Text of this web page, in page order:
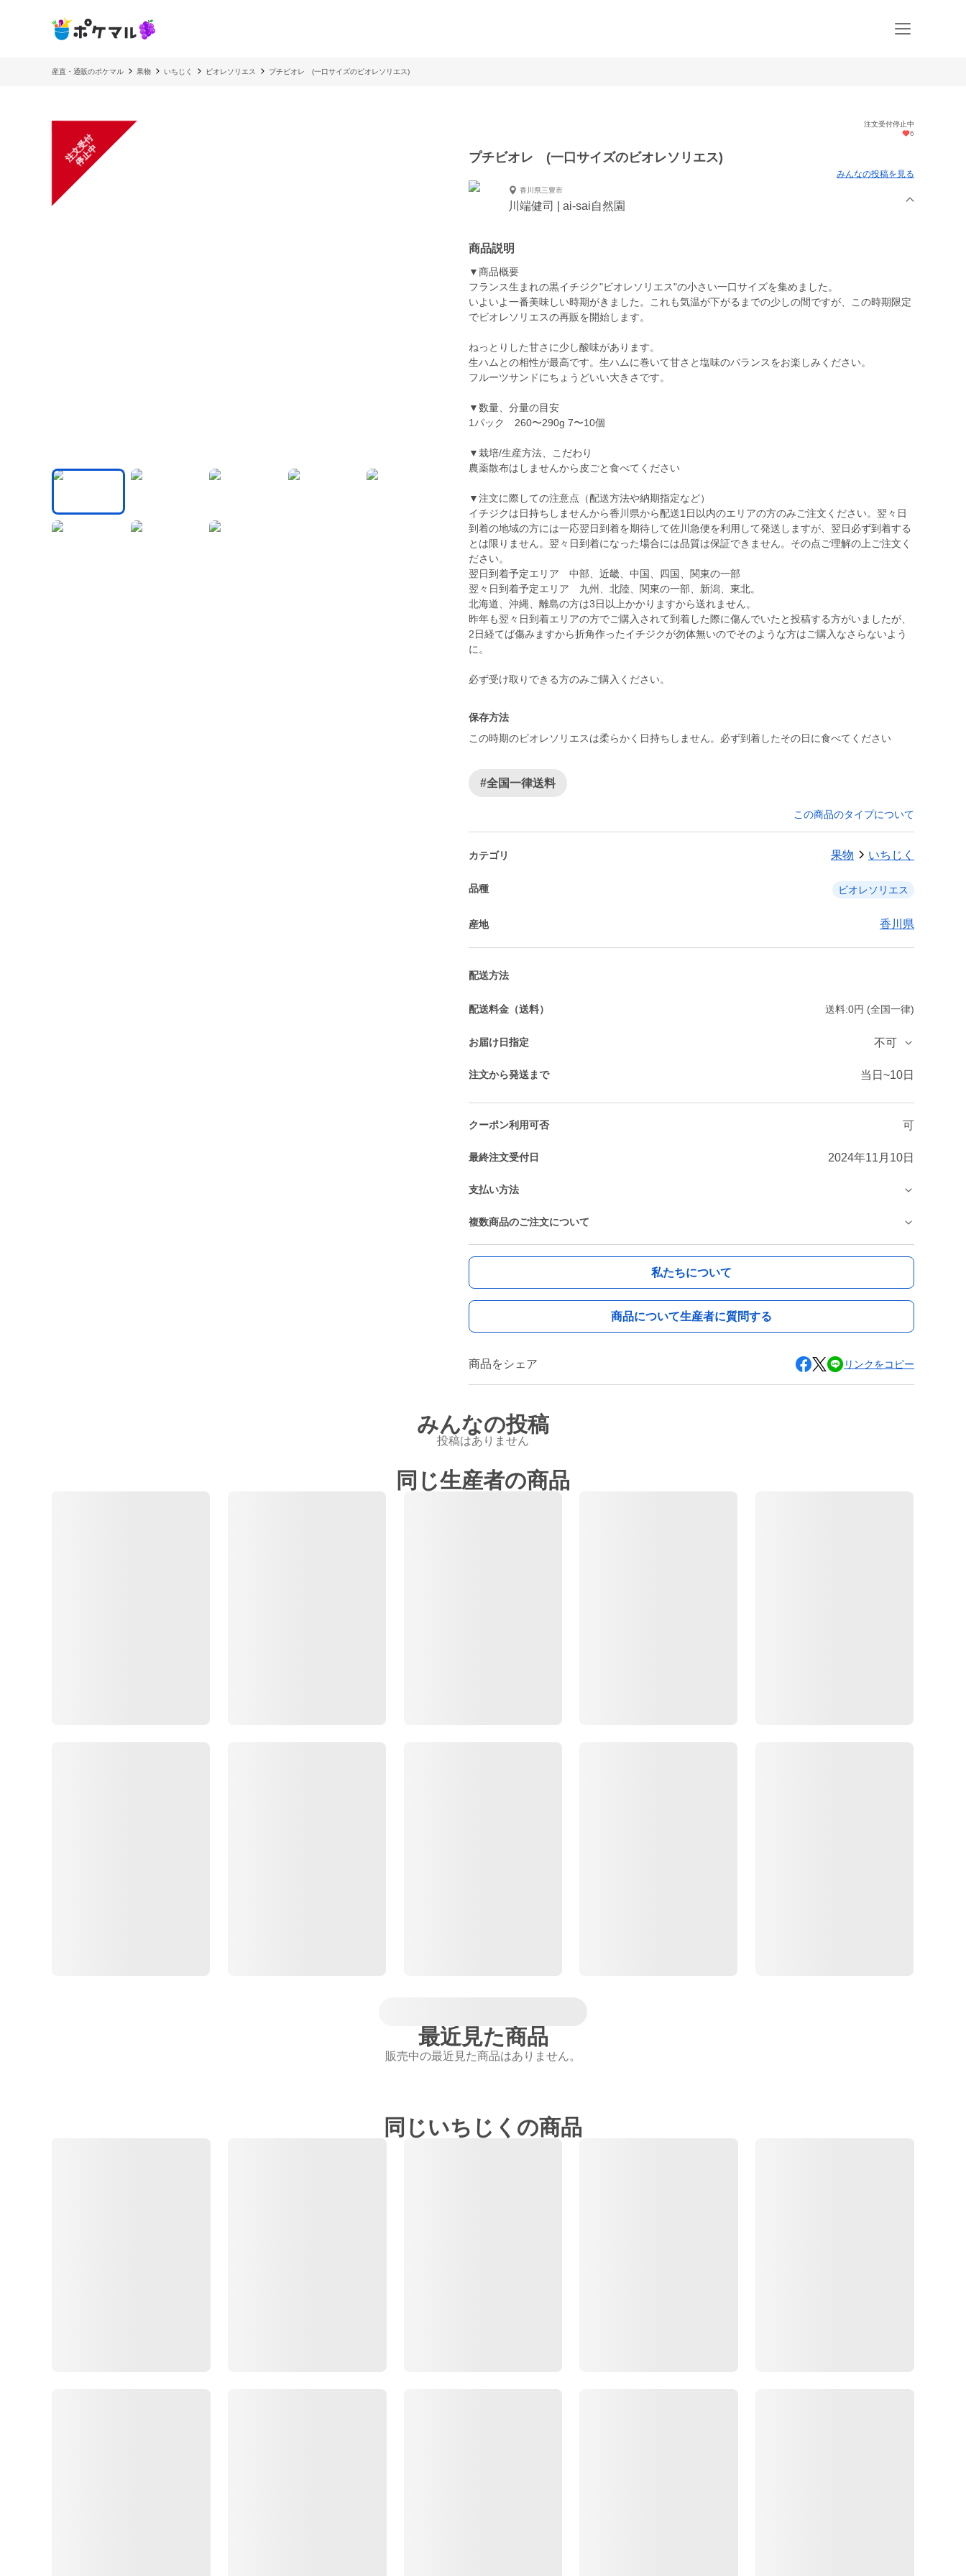
産直・通販のポケマル 果物 いちじく ビオレソリエス プチビオレ (一口サイズのビオレソリエス)
注
文
受
付
停
止
中
注文受付停止中
6
プチビオレ (一口サイズのビオレソリエス)
みんなの投稿を見る
香川県三豊市
川端健司 | ai-sai自然園
商品説明
▼商品概要
フランス生まれの黒イチジク"ビオレソリエス"の小さい一口サイズを集めました。
いよいよ一番美味しい時期がきました。これも気温が下がるまでの少しの間ですが、この時期限定
でビオレソリエスの再販を開始します。
ねっとりした甘さに少し酸味があります。
生ハムとの相性が最高です。生ハムに巻いて甘さと塩味のバランスをお楽しみください。
フルーツサンドにちょうどいい大きさです。
▼数量、分量の目安
1パック 260〜290g 7〜10個
▼栽培/生産方法、こだわり
農薬散布はしませんから皮ごと食べてください
▼注文に際しての注意点（配送方法や納期指定など）
イチジクは日持ちしませんから香川県から配送1日以内のエリアの方のみご注文ください。翌々日
到着の地域の方には一応翌日到着を期待して佐川急便を利用して発送しますが、翌日必ず到着する
とは限りません。翌々日到着になった場合には品質は保証できません。その点ご理解の上ご注文く
ださい。
翌日到着予定エリア 中部、近畿、中国、四国、関東の一部
翌々日到着予定エリア 九州、北陸、関東の一部、新潟、東北。
北海道、沖縄、離島の方は3日以上かかりますから送れません。
昨年も翌々日到着エリアの方でご購入されて到着した際に傷んでいたと投稿する方がいましたが、
2日経てば傷みますから折角作ったイチジクが勿体無いのでそのような方はご購入なさらないよう
に。
必ず受け取りできる方のみご購入ください。
保存方法
この時期のビオレソリエスは柔らかく日持ちしません。必ず到着したその日に食べてください
#全国一律送料
この商品のタイプについて
カテゴリ 果物 いちじく
品種 ビオレソリエス
産地 香川県
配送方法
配送料金（送料） 送料:0円 (全国一律)
お届け日指定 不可
注文から発送まで 当日~10日
クーポン利用可否 可
最終注文受付日 2024年11月10日
支払い方法
複数商品のご注文について
私たちについて
商品について生産者に質問する
商品をシェア リンクをコピー
みんなの投稿
投稿はありません
同じ生産者の商品
最近見た商品
販売中の最近見た商品はありません。
同じいちじくの商品